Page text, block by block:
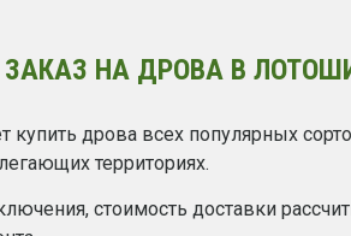
НА ДРОВА В
купить дрова всех популярных
территориях.
стоимость доставки